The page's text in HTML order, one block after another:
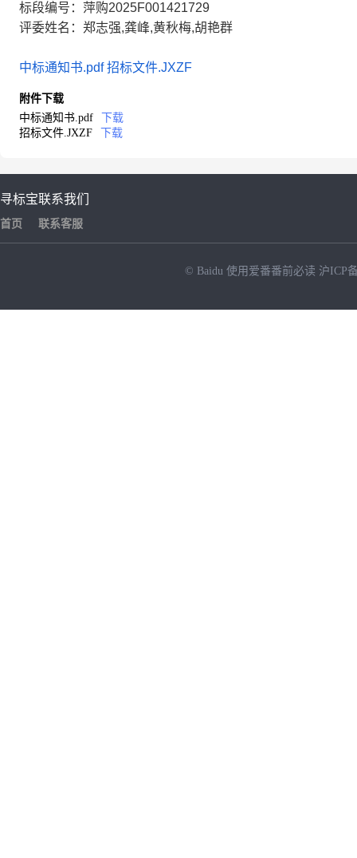
标段编号：萍购2025F001421729
评委姓名：郑志强,龚峰,黄秋梅,胡艳群
中标通知书.pdf 招标文件.JXZF
附件下载
中标通知书.pdf
下载
招标文件.JXZF
下载
寻标宝
首页
联系我们
联系客服
© Baidu 使用爱番番前必读 沪ICP